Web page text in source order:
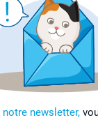
notre newsletter,